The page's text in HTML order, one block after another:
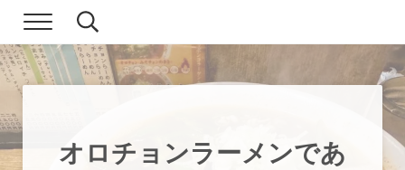
Skip to main content
Skip to header right navigation
Skip to site footer
現実逃避.com
食べ歩き、一人旅…そして時々家族旅行
Menu Search...
オロチョンラーメンであ